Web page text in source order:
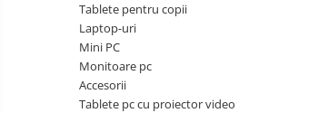
Producatori telefoane
Telefoane mobile RugOne
Telefoane mobile Doogee
Telefoane mobile Oukitel
Tablete pentru copii
Laptop-uri
Mini PC
Monitoare pc
Accesorii
Tablete pc cu proiector video